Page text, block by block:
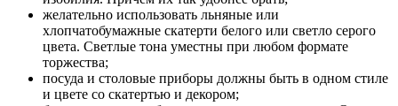
желательно использовать льняные или
хлопчатобумажные скатерти белого или светло серого
цвета. Светлые тона уместны при любом формате
торжества;
посуда и столовые приборы должны быть в одном стиле
и цвете со скатертью и декором;